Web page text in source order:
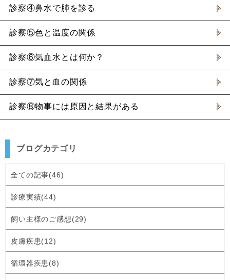
診察④鼻水で肺を診る
診察⑤色と温度の関係
診察⑥気血水とは何か？
診察⑦気と血の関係
診察⑧物事には原因と結果がある
ブログカテゴリ
全ての記事(46)
診療実績(44)
飼い主様のご感想(29)
皮膚疾患(12)
循環器疾患(8)